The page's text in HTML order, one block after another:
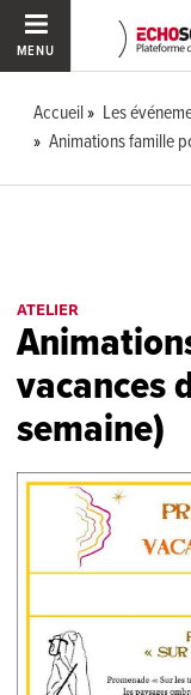
MENU
Accueil
Les
Animations famille
ATELIER
vacances
semaine)